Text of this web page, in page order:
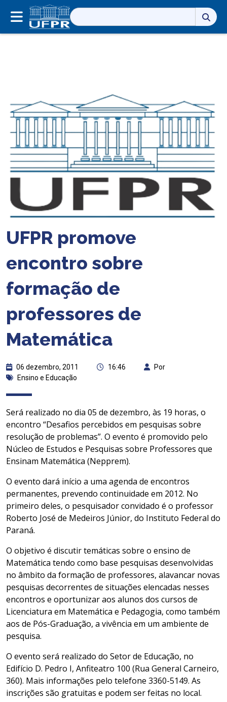
Pesquisar
por:
UFPR promove
encontro sobre
formação de
professores de
Matemática
06 dezembro, 2011 16:46
Por
Ensino e Educação
Será realizado no dia 05 de dezembro, às 19 horas, o
encontro “Desafios percebidos em pesquisas sobre
resolução de problemas”. O evento é promovido pelo
Núcleo de Estudos e Pesquisas sobre Professores que
Ensinam Matemática (Nepprem).
O evento dará início a uma agenda de encontros
permanentes, prevendo continuidade em 2012. No
primeiro deles, o pesquisador convidado é o professor
Roberto José de Medeiros Júnior, do Instituto Federal do
Paraná.
O objetivo é discutir temáticas sobre o ensino de
Matemática tendo como base pesquisas desenvolvidas
no âmbito da formação de professores, alavancar novas
pesquisas decorrentes de situações elencadas nesses
encontros e oportunizar aos alunos dos cursos de
Licenciatura em Matemática e Pedagogia, como também
aos de Pós-Graduação, a vivência em um ambiente de
pesquisa.
O evento será realizado do Setor de Educação, no
Edifício D. Pedro I, Anfiteatro 100 (Rua General Carneiro,
360). Mais informações pelo telefone 3360-5149. As
inscrições são gratuitas e podem ser feitas no local.